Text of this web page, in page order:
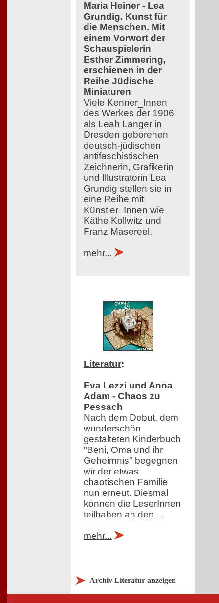
Maria Heiner - Lea
Grundig. Kunst für
die Menschen. Mit
einem Vorwort der
Schauspielerin
Esther Zimmering,
erschienen in der
Reihe Jüdische
Miniaturen
Viele Kenner_Innen
des Werkes der 1906
als Leah Langer in
Dresden geborenen
deutsch-jüdischen
antifaschistischen
Zeichnerin, Grafikerin
und Illustratorin Lea
Grundig stellen sie in
eine Reihe mit
Künstler_Innen wie
Käthe Kollwitz und
Franz Masereel.
mehr...
Literatur:
Eva Lezzi und Anna
Adam - Chaos zu
Pessach
Nach dem Debut, dem
wunderschön
gestalteten Kinderbuch
"Beni, Oma und ihr
Geheimnis" begegnen
wir der etwas
chaotischen Familie
nun erneut. Diesmal
können die LeserInnen
teilhaben an den ...
mehr...
Archiv Literatur anzeigen